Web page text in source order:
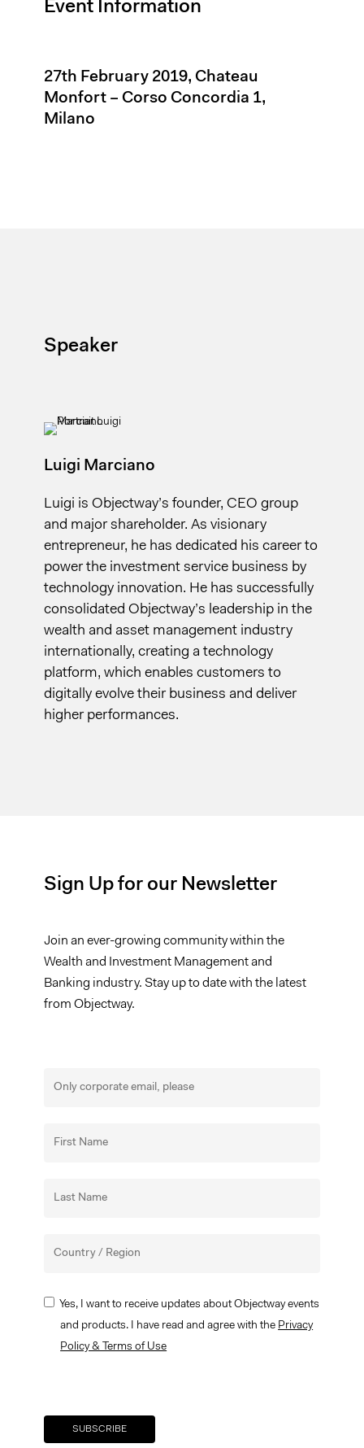
Event Information
27th February 2019, Chateau
Monfort – Corso Concordia 1,
Milano
Speaker
Luigi Marciano
Luigi is Objectway’s founder, CEO group
and major shareholder. As visionary
entrepreneur, he has dedicated his career to
power the investment service business by
technology innovation. He has successfully
consolidated Objectway’s leadership in the
wealth and asset management industry
internationally, creating a technology
platform, which enables customers to
digitally evolve their business and deliver
higher performances.
Sign Up for our Newsletter
Join an ever-growing community within the
Wealth and Investment Management and
Banking industry. Stay up to date with the latest
from Objectway.
Yes, I want to receive updates about Objectway events
and products. I have read and agree with the Privacy
Policy & Terms of Use